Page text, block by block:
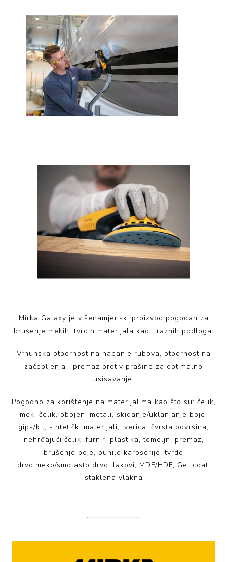
Mirka Galaxy je višenamjenski proizvod pogodan za
brušenje mekih, tvrdih materijala kao i raznih podloga.
Vrhunska otpornost na habanje rubova, otpornost na
začepljenja i premaz protiv prašine za optimalno
usisavanje.
Pogodno za korištenje na materijalima kao što su: čelik,
meki čelik, obojeni metali, skidanje/uklanjanje boje,
gips/kit, sintetički materijali, iverica, čvrsta površina,
nehrđajući čelik, furnir, plastika, temeljni premaz,
brušenje boje, punilo karoserije, tvrdo
drvo,meko/smolasto drvo, lakovi, MDF/HDF, Gel coat,
staklena vlakna